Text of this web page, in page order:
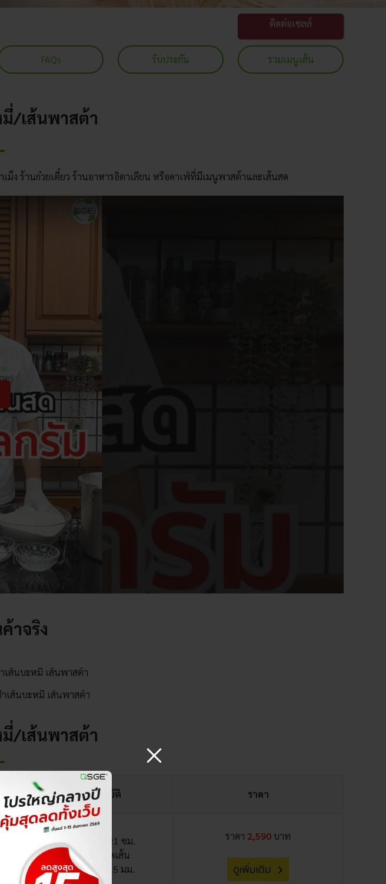
ติดต่อเซลล์
FAQs รับประกัน รวมเมนูเส้น
มี่/เส้นพาสต้า
ม็ง ร้านก๋วยเตี๋ยว ร้านอาหารอิตาเลียน หรือคาเฟ่ที่มีเมนูพาสต้าและเส้นสด
าจริง
มี่/เส้นพาสต้า
คุณสมบัติ ราคา
21.5 x 17.5 x 21 ซม.
2in1 รีดแป้ง-ตัดเส้น
ตัดเส้นขนาด 2.5 มม.
ราคา 2,590 บาท